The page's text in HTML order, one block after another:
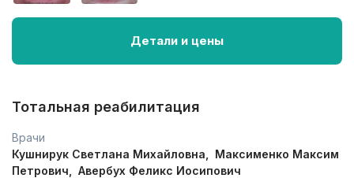
Детали и цены
Тотальная реабилитация
Врачи
Кушнирук Светлана Михайловна
Максименко Максим
Петрович
Авербух Феликс Иосипович